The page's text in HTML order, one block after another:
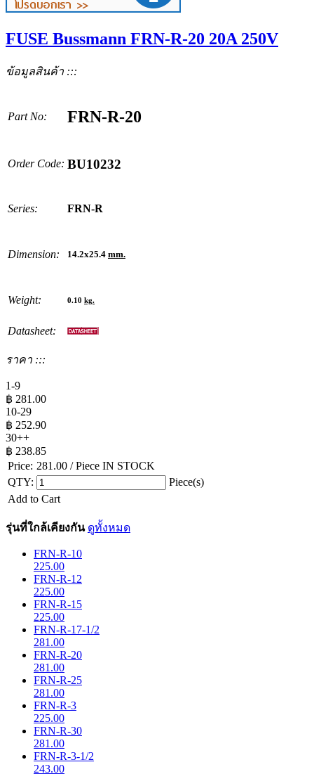
FUSE Bussmann FRN-R-20 20A 250V
ข้อมูลสินค้า :::
Part No: FRN-R-20
Order Code: BU10232
Series: FRN-R
Dimension: 14.2x25.4 mm.
Weight: 0.10 kg.
Datasheet:
ราคา :::
1-9
฿ 281.00
10-29
฿ 252.90
30++
฿ 238.85
Price: 281.00 / Piece IN STOCK
QTY:
Piece(s)
Add to Cart
รุ่นที่ใกล้เคียงกัน ดูทั้งหมด
FRN-R-10
225.00
FRN-R-12
225.00
FRN-R-15
225.00
FRN-R-17-1/2
281.00
FRN-R-20
281.00
FRN-R-25
281.00
FRN-R-3
225.00
FRN-R-30
281.00
FRN-R-3-1/2
243.00